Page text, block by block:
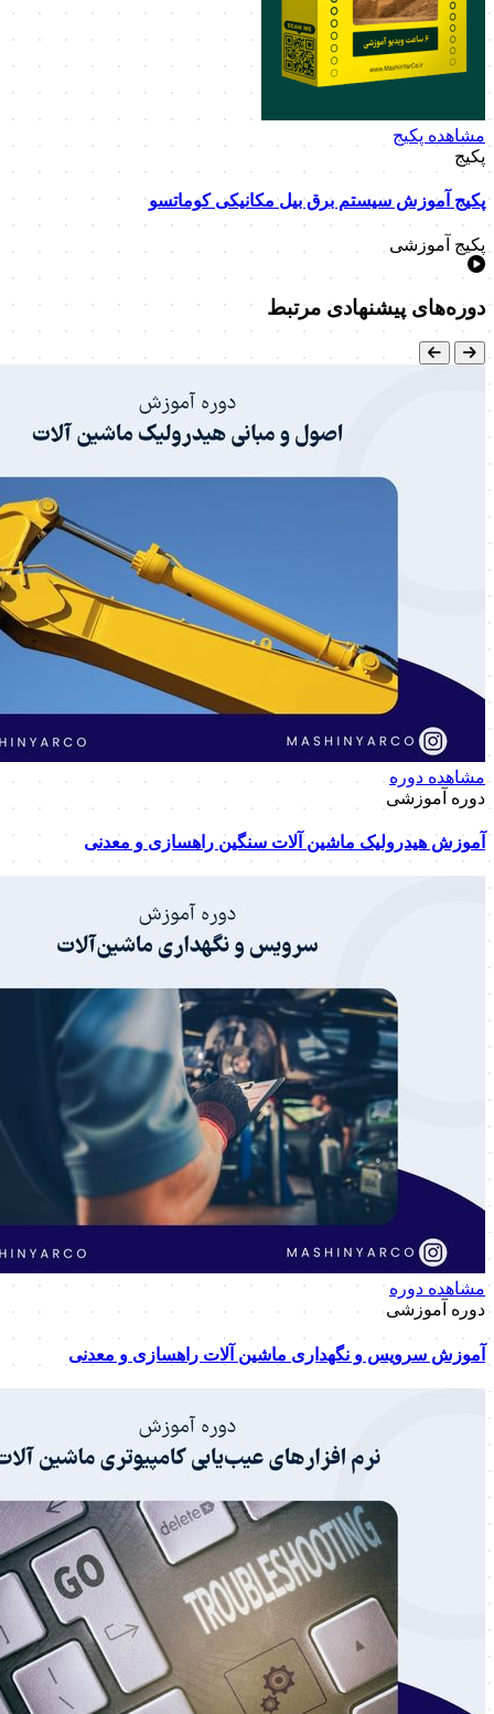
مشاهده پکیج
پکیج
پکیج آموزش سیستم برق بیل مکانیکی کوماتسو
پکیج آموزشی
دوره‌های پیشنهادی مرتبط
مشاهده دوره
دوره آموزشی
آموزش هیدرولیک ماشین آلات سنگین راهسازی و معدنی
مشاهده دوره
دوره آموزشی
آموزش سرویس و نگهداری ماشین آلات راهسازی و معدنی